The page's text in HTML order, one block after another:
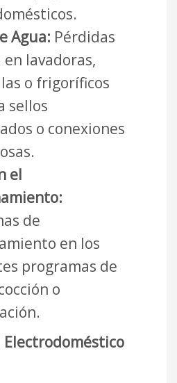
Agua: Pérdidas
en lavadoras,
o frigoríficos
sellos
o conexiones
el
de
en los
programas de
o
Electrodoméstico